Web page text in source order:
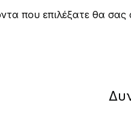
που επιλέξατε θα